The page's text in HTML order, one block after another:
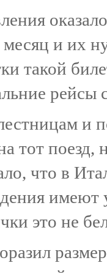
и их
такой
рейсы
и
тот поезд,
что в
это не